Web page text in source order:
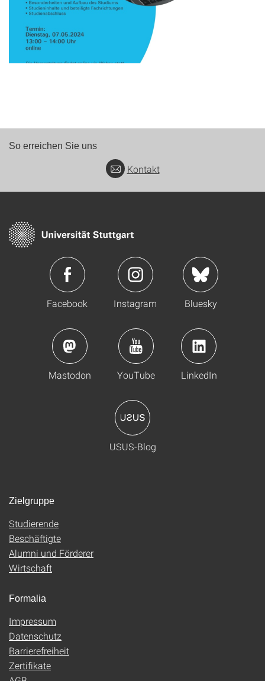
So erreichen Sie uns
Kontakt
Facebook Instagram Bluesky
Mastodon YouTube LinkedIn
USUS-Blog
Zielgruppe
Studierende
Beschäftigte
Alumni und Förderer
Wirtschaft
Formalia
Impressum
Datenschutz
Barrierefreiheit
Zertifikate